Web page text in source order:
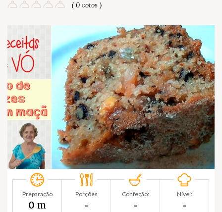
( 0 votos )
Preparação
0 m
Porções
‐
Confeção:
‐
Nível:
‐